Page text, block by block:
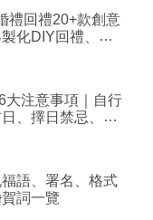
禮回禮20+款創意
化DIY回禮、姊
大注意事項｜自行
、擇日禁忌、相
語、署名、格式
詞一覽